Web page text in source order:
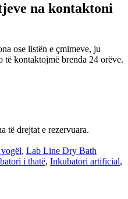
na kontaktoni
ose listën e çmimeve, ju
kontaktojmë brenda 24 orëve.
të drejtat e rezervuara.
, Lab Line Dry Bath
i thatë, Inkubatori artificial,